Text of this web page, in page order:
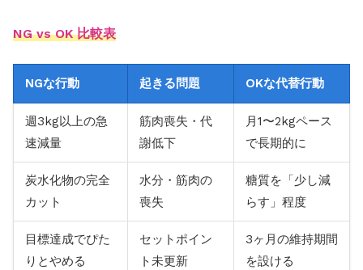
NG vs OK 比較表
NGな行動 起きる問題 OKな代替行動
週3kg以上の急
速減量
筋肉喪失・代
謝低下
月1〜2kgペース
で長期的に
炭水化物の完全
カット
水分・筋肉の
喪失
糖質を「少し減
らす」程度
目標達成でぴた
りとやめる
セットポイン
ト未更新
3ヶ月の維持期間
を設ける